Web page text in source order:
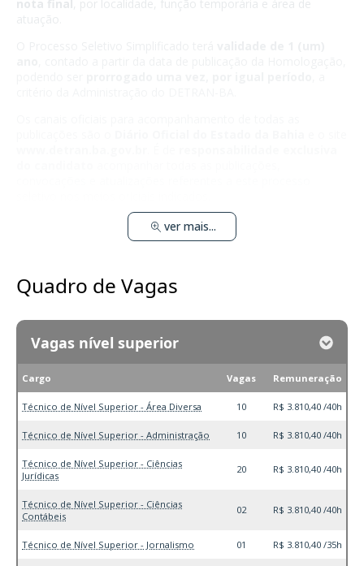
nota final , por localidade, função temporária e área de
ver mais...
Quadro de Vagas
Vagas nível superior
Cargo Vagas Remuneração
Técnico de Nível Superior - Área Diversa 10 R$ 3.810,40 /40h
Técnico de Nível Superior - Administração 10 R$ 3.810,40 /40h
Técnico de Nível Superior - Ciências
Jurídicas
20 R$ 3.810,40 /40h
Técnico de Nível Superior - Ciências
Contábeis
02 R$ 3.810,40 /40h
Técnico de Nível Superior - Jornalismo 01 R$ 3.810,40 /35h